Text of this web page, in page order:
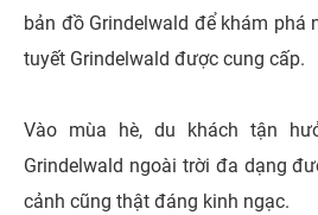
bản đồ Grindelwald để khám phá
tuyết Grindelwald được cung cấp.
Vào mùa hè, du khách tận
Grindelwald ngoài trời đa dạng
cảnh cũng thật đáng kinh ngạc.